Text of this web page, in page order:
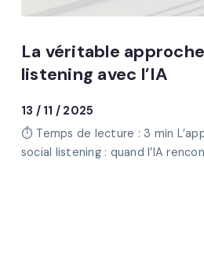
La véritable
listening avec l’IA
13 / 11 / 2025
⏱ Temps de lecture : 3 min
social listening : quand l’IA